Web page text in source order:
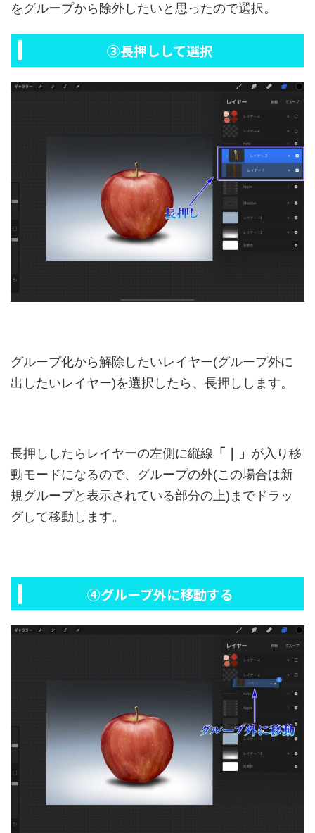
をグループから除外したいと思ったので選択。
③長押しして選択
グループ化から解除したいレイヤー(グループ外に
出したいレイヤー)を選択したら、長押しします。
長押ししたらレイヤーの左側に縦線 「｜」 が入り移
動モードになるので、グループの外(この場合は新
規グループと表示されている部分の上)までドラッ
グして移動します。
④グループ外に移動する